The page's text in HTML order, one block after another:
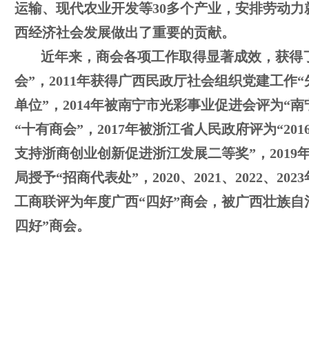
运输、现代农业开发等30多个产业，安排劳动
西经济社会发展做出了重要的贡献。
近年来，商会各项工作取得显著成效，获
会”，2011年获得广西民政厅社会组织党建工作
单位”，2014年被南宁市光彩事业促进会评为“
“十有商会”，2017年被浙江省人民政府评为
支持浙商创业创新促进浙江发展二等奖”，2019
局授予“招商代表处”，2020、2021、2022、
工商联评为年度广西“四好”商会，被广西壮族
四好”商会。